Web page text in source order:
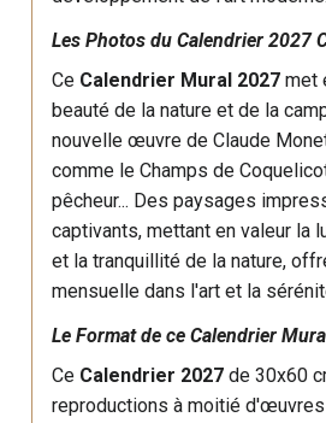
Les Photos du Calendrier 2027
Ce Calendrier Mural 2027 met
beauté de la nature et de la
nouvelle œuvre de Claude
comme le Champs de
pêcheur... Des paysages
captivants, mettant en valeur la
et la tranquillité de la nature,
mensuelle dans l'art et la
Le Format de ce Calendrier
Ce Calendrier 2027 de 30x60
reproductions à moitié